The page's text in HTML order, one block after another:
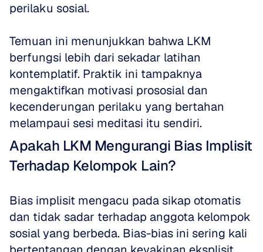
perilaku sosial.
Temuan ini menunjukkan bahwa LKM
berfungsi lebih dari sekadar latihan
kontemplatif. Praktik ini tampaknya
mengaktifkan motivasi prososial dan
kecenderungan perilaku yang bertahan
melampaui sesi meditasi itu sendiri.
Apakah LKM Mengurangi Bias Implisit
Terhadap Kelompok Lain?
Bias implisit mengacu pada sikap otomatis
dan tidak sadar terhadap anggota kelompok
sosial yang berbeda. Bias-bias ini sering kali